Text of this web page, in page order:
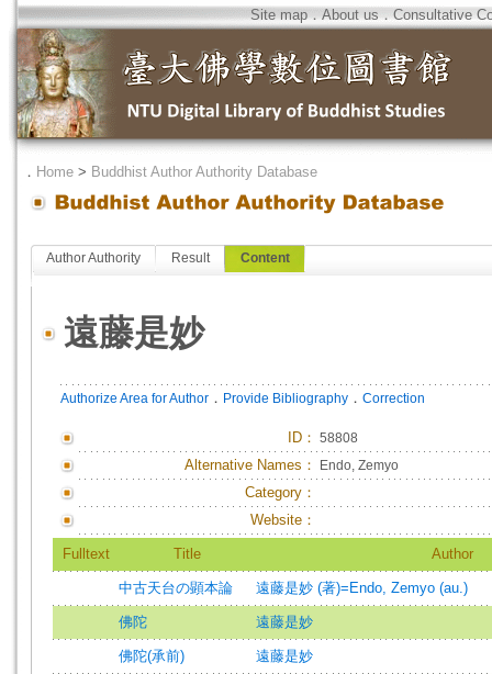
Site map．About us．Consultative
． Home > Buddhist Author Authority Database
Author Authority Result Content
遠藤是妙
Authorize Area for Author ． Provide Bibliography ． Correction
ID ： 58808
Alternative Names： Endo, Zemyo
Category：
Website：
Fulltext Title Author
中古天台の顕本論 遠藤是妙 (著)=Endo, Zemyo (au.)
佛陀 遠藤是妙
佛陀(承前)
遠藤是妙